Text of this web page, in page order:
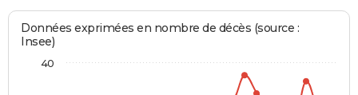
Données exprimées en nombre de décès (source :
Insee)
40